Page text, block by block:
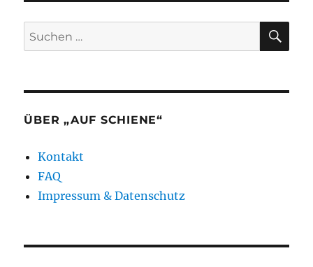
Suchen
nach:
ÜBER „AUF SCHIENE“
Kontakt
FAQ
Impressum & Datenschutz